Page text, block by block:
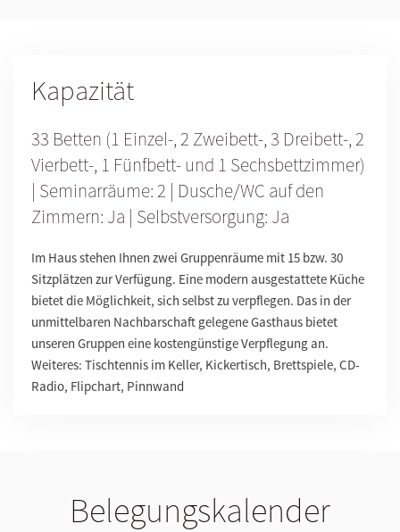
Kapazität
33 Betten (1 Einzel-, 2 Zweibett-, 3 Dreibett-, 2
Vierbett-, 1 Fünfbett- und 1 Sechsbettzimmer)
| Seminarräume: 2 | Dusche/WC auf den
Zimmern: Ja | Selbstversorgung: Ja
Im Haus stehen Ihnen zwei Gruppenräume mit 15 bzw. 30
Sitzplätzen zur Verfügung. Eine modern ausgestattete Küche
bietet die Möglichkeit, sich selbst zu verpflegen. Das in der
unmittelbaren Nachbarschaft gelegene Gasthaus bietet
unseren Gruppen eine kostengünstige Verpflegung an.
Weiteres: Tischtennis im Keller, Kickertisch, Brettspiele, CD-
Radio, Flipchart, Pinnwand
Belegungskalender